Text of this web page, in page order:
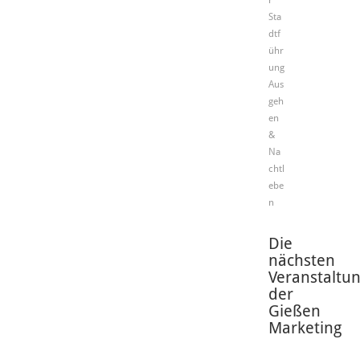
Sta
dtf
ühr
ung
Aus
geh
en
&
Na
chtl
ebe
n
Die
nächsten
der
Gießen
Marketing